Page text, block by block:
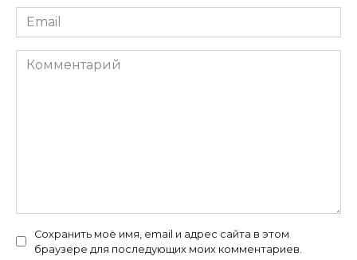
Email
*
Комментарий
Сохранить моё имя, email и адрес сайта в этом
браузере для последующих моих комментариев.